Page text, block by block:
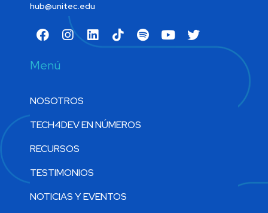
hub@unitec.edu
Menú
NOSOTROS
TECH4DEV EN NÚMEROS
RECURSOS
TESTIMONIOS
NOTICIAS Y EVENTOS